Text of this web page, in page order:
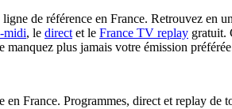
de référence en France. Retrouvez en
midi, le direct et le France TV replay gratuit.
plus jamais votre émission
France. Programmes, direct et replay de